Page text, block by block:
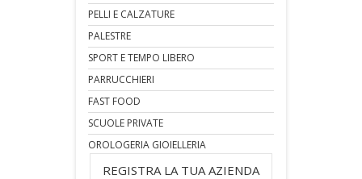
PELLI E CALZATURE
PALESTRE
SPORT E TEMPO LIBERO
PARRUCCHIERI
FAST FOOD
SCUOLE PRIVATE
OROLOGERIA GIOIELLERIA
REGISTRA LA TUA AZIENDA